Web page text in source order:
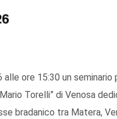
ore 15:30 un
Torelli” di Venosa
bradanico tra Matera,